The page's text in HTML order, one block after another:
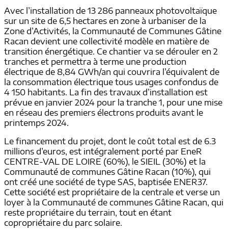
Avec l’installation de 13 286 panneaux photovoltaïque
sur un site de 6,5 hectares en zone à urbaniser de la
Zone d’Activités, la Communauté de Communes Gâtine
Racan devient une collectivité modèle en matière de
transition énergétique. Ce chantier va se dérouler en 2
tranches et permettra à terme une production
électrique de 8,84 GWh/an qui couvrira l’équivalent de
la consommation électrique tous usages confondus de
4 150 habitants. La fin des travaux d’installation est
prévue en janvier 2024 pour la tranche 1, pour une mise
en réseau des premiers électrons produits avant le
printemps 2024.
Le financement du projet, dont le coût total est de 6.3
millions d’euros, est intégralement porté par EneR
CENTRE-VAL DE LOIRE (60%), le SIEIL (30%) et la
Communauté de communes Gâtine Racan (10%), qui
ont créé une société de type SAS, baptisée ENER37.
Cette société est propriétaire de la centrale et verse un
loyer à la Communauté de communes Gâtine Racan, qui
reste propriétaire du terrain, tout en étant
copropriétaire du parc solaire.